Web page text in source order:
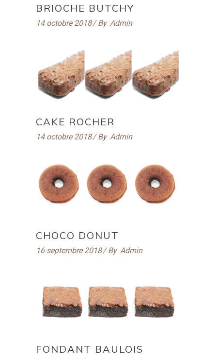
BRIOCHE BUTCHY
14 octobre 2018 By Admin
CAKE ROCHER
14 octobre 2018 By Admin
CHOCO DONUT
16 septembre 2018 By Admin
FONDANT BAULOIS